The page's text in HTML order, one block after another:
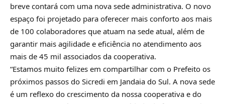
breve contará com uma nova sede administrativa. O novo
espaço foi projetado para oferecer mais conforto aos mais
de 100 colaboradores que atuam na sede atual, além de
garantir mais agilidade e eficiência no atendimento aos
mais de 45 mil associados da cooperativa.
“Estamos muito felizes em compartilhar com o Prefeito os
próximos passos do Sicredi em Jandaia do Sul. A nova sede
é um reflexo do crescimento da nossa cooperativa e do